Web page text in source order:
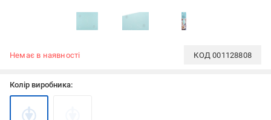
Немає в наявності КОД001128808
Колір виробника: